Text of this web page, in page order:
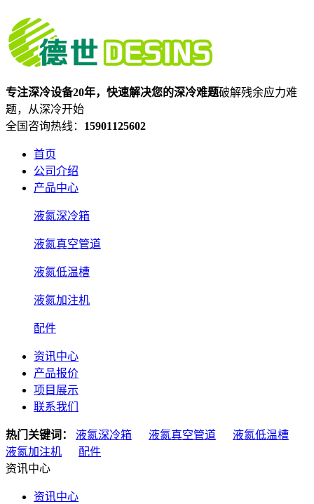
专注深冷设备20年，快速解决您的深冷难题破解残余应力难
题，从深冷开始
全国咨询热线： 15901125602
首页
公司介绍
产品中心
液氮深冷箱
液氮真空管道
液氮低温槽
液氮加注机
配件
资讯中心
产品报价
项目展示
联系我们
热门关键词： 液氮深冷箱 液氮真空管道
液氮低温槽
液氮加注机
配件
资讯中心
资讯中心